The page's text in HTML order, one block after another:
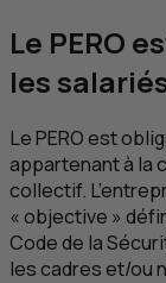
Le PERO
les
Le PERO est
appartenant à la
collectif.
« objective »
Code de la
les cadres et/ou